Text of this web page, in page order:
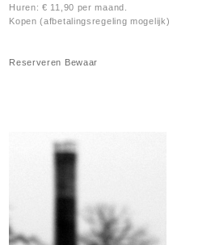
Huren: € 11,90 per maand.
Kopen (afbetalingsregeling mogelijk)
Reserveren Bewaar